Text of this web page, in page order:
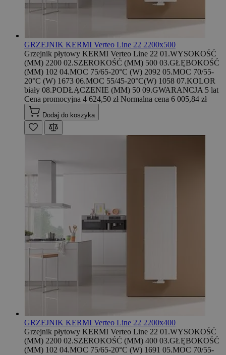
GRZEJNIK KERMI Verteo Line 22 2200x500
Grzejnik płytowy KERMI Verteo Line 22 01.WYSOKOŚĆ
(MM) 2200 02.SZEROKOŚĆ (MM) 500 03.GŁĘBOKOŚĆ
(MM) 102 04.MOC 75/65-20°C (W) 2092 05.MOC 70/55-
20°C (W) 1673 06.MOC 55/45-20°C(W) 1058 07.KOLOR
biały 08.PODŁĄCZENIE (MM) 50 09.GWARANCJA 5 lat
Cena promocyjna 4 624,50 zł Normalna cena 6 005,84 zł
Dodaj do koszyka
GRZEJNIK KERMI Verteo Line 22 2200x400
Grzejnik płytowy KERMI Verteo Line 22 01.WYSOKOŚĆ
(MM) 2200 02.SZEROKOŚĆ (MM) 400 03.GŁĘBOKOŚĆ
(MM) 102 04.MOC 75/65-20°C (W) 1691 05.MOC 70/55-